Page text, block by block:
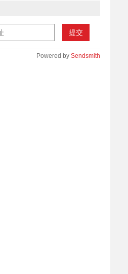
提交
Powered by Sendsmith